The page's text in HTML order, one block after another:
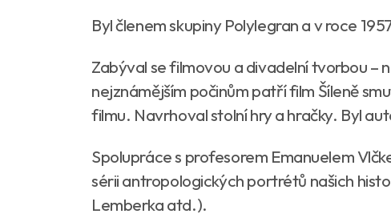
Byl členem skupiny Polylegran a v roce
Zabýval se filmovou a divadelní tvorbou –
nejznámějším počinům patří film Šíleně
filmu. Navrhoval stolní hry a hračky. Byl
Spolupráce s profesorem Emanuelem
sérii antropologických portrétů našich
Lemberka atd.).